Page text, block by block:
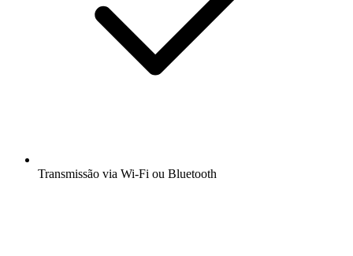
Transmissão via Wi-Fi ou Bluetooth